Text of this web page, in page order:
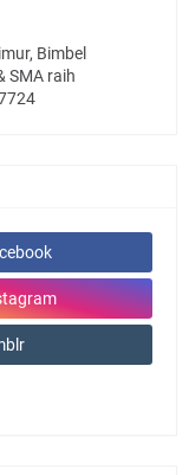
Bimbel
SMA raih